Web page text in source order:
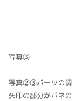
写真③
写真②③バーツの
矢印の部分がバネ